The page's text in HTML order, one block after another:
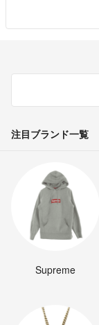
注目ブランド一覧
Supreme